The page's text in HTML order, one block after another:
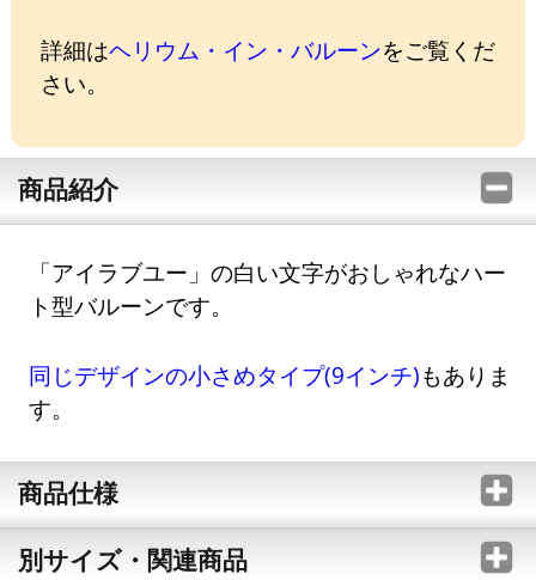
詳細はヘリウム・イン・バルーンをご覧くだ
さい。
商品紹介
「アイラブユー」の白い文字がおしゃれなハー
ト型バルーンです。
同じデザインの小さめタイプ(9インチ)もありま
す。
商品仕様
別サイズ・関連商品